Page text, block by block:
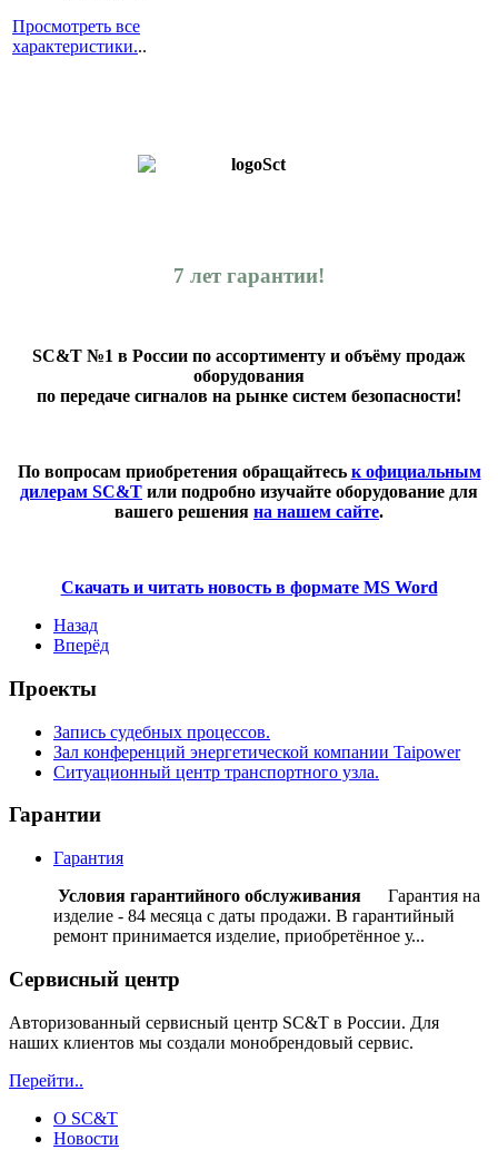
Просмотреть все
характеристики...
7 лет гарантии!
SC&T №1 в России по ассортименту и объёму продаж
оборудования
по передаче сигналов на рынке систем безопасности!
По вопросам приобретения обращайтесь к официальным
дилерам SC&T или подробно изучайте оборудование для
вашего решения на нашем сайте.
Скачать и читать новость в формате MS Word
Назад
Вперёд
Проекты
Запись судебных процессов.
Зал конференций энергетической компании Taipower
Ситуационный центр транспортного узла.
Гарантии
Гарантия
Условия гарантийного обслуживания Гарантия на
изделие - 84 месяца с даты продажи. В гарантийный
ремонт принимается изделие, приобретённое у...
Сервисный центр
Авторизованный сервисный центр SC&T в России. Для
наших клиентов мы создали монобрендовый сервис.
Перейти..
О SC&T
Новости